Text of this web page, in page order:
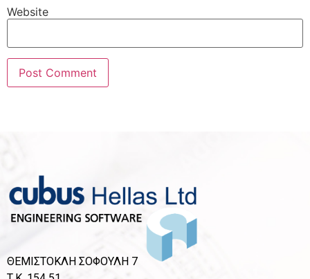
Website
ΘΕΜΙΣΤΟΚΛΗ ΣΟΦΟΥΛΗ 7